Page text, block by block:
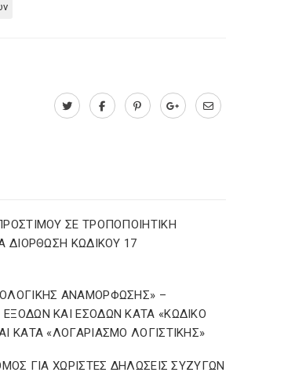
ΣΕ ΤΡΟΠΟΠΟΙΗΤΙΚΗ
ΔΙΟΡΘΩΣΗ ΚΩΔΙΚΟΥ 17
ΑΝΑΜΟΡΦΩΣΗΣ» –
ΚΑΙ ΕΣΟΔΩΝ ΚΑΤΑ «ΚΩΔΙΚΟ
ΚΑΤΑ «ΛΟΓΑΡΙΑΣΜΟ ΛΟΓΙΣΤΙΚΗΣ»
ΓΙΑ ΧΩΡΙΣΤΕΣ ΔΗΛΩΣΕΙΣ ΣΥΖΥΓΩΝ